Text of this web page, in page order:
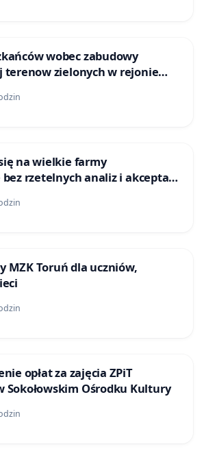
wobec zabudowy
terenow zielonych w rejonie
w Bielsku-Białej
na wielkie farmy
rzetelnych analiz i akceptacji
MZK Toruń dla uczniów,
opłat za zajęcia ZPiT
Sokołowskim Ośrodku Kultury